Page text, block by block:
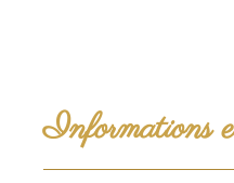
Marque
Informations